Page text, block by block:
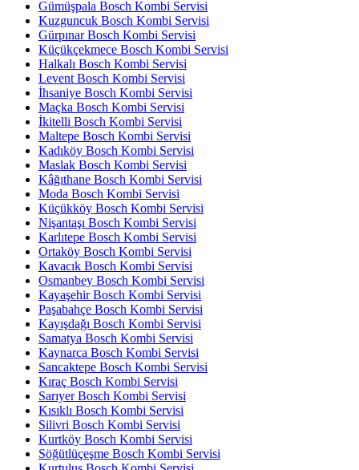
Gümüşpala Bosch Kombi Servisi
Kuzguncuk Bosch Kombi Servisi
Gürpınar Bosch Kombi Servisi
Küçükçekmece Bosch Kombi Servisi
Halkalı Bosch Kombi Servisi
Levent Bosch Kombi Servisi
İhsaniye Bosch Kombi Servisi
Maçka Bosch Kombi Servisi
İkitelli Bosch Kombi Servisi
Maltepe Bosch Kombi Servisi
Kadıköy Bosch Kombi Servisi
Maslak Bosch Kombi Servisi
Kâğıthane Bosch Kombi Servisi
Moda Bosch Kombi Servisi
Küçükköy Bosch Kombi Servisi
Nişantaşı Bosch Kombi Servisi
Karlıtepe Bosch Kombi Servisi
Ortaköy Bosch Kombi Servisi
Kavacık Bosch Kombi Servisi
Osmanbey Bosch Kombi Servisi
Kayaşehir Bosch Kombi Servisi
Paşabahçe Bosch Kombi Servisi
Kayışdağı Bosch Kombi Servisi
Samatya Bosch Kombi Servisi
Kaynarca Bosch Kombi Servisi
Sancaktepe Bosch Kombi Servisi
Kıraç Bosch Kombi Servisi
Sarıyer Bosch Kombi Servisi
Kısıklı Bosch Kombi Servisi
Silivri Bosch Kombi Servisi
Kurtköy Bosch Kombi Servisi
Söğütlüçeşme Bosch Kombi Servisi